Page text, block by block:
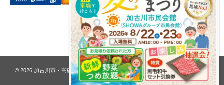
プライバシーポリシー
© 2026 加古川市・高砂市 夢リフォーム ウオハシ – 創業128年の老舗. All rights
reserved.